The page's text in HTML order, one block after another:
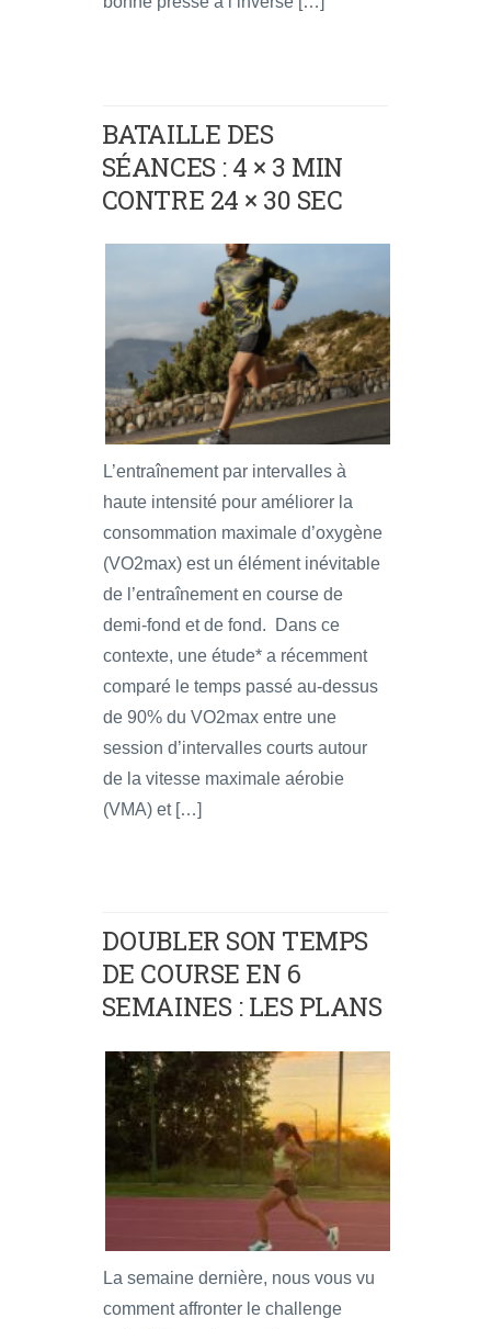
BATAILLE DES
SÉANCES : 4 × 3 MIN
CONTRE 24 × 30 SEC
L’entraînement par intervalles à
haute intensité pour améliorer la
consommation maximale d’oxygène
(VO2max) est un élément inévitable
de l’entraînement en course de
demi-fond et de fond. Dans ce
contexte, une étude* a récemment
comparé le temps passé au-dessus
de 90% du VO2max entre une
session d’intervalles courts autour
de la vitesse maximale aérobie
(VMA) et […]
DOUBLER SON TEMPS
DE COURSE EN 6
SEMAINES : LES PLANS
La semaine dernière, nous vous vu
comment affronter le challenge